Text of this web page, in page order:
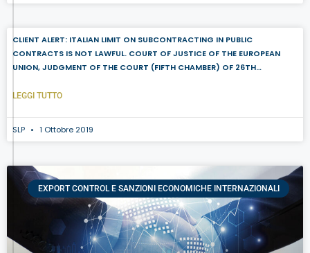
CLIENT ALERT: ITALIAN LIMIT ON SUBCONTRACTING IN PUBLIC
CONTRACTS IS NOT LAWFUL. COURT OF JUSTICE OF THE EUROPEAN
UNION, JUDGMENT OF THE COURT (FIFTH CHAMBER) OF 26TH
LEGGI TUTTO
SLP 1 Ottobre 2019
EXPORT CONTROL E SANZIONI ECONOMICHE INTERNAZIONALI